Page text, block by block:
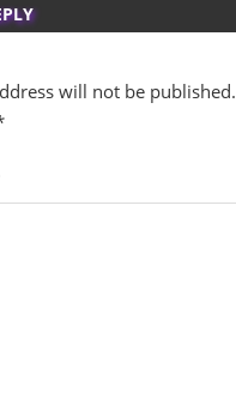
will not be published.